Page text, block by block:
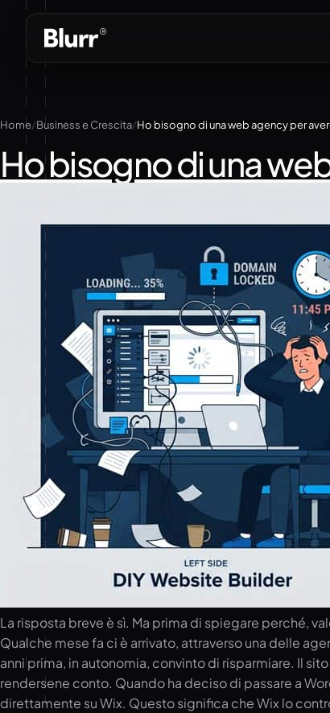
contenuto
Home Business e Crescita Ho bisogno di una web agency per
Ho bisogno di una
La risposta breve è sì. Ma prima di spiegare perché,
Qualche mese fa ci è arrivato, attraverso una delle
anni prima, in autonomia, convinto di risparmiare. Il
rendersene conto. Quando ha deciso di passare a
direttamente su Wix. Questo significa che Wix lo